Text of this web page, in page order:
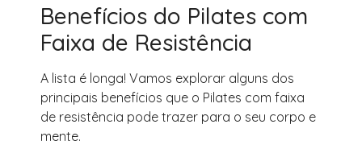
Benefícios do Pilates com
Faixa de Resistência
A lista é longa! Vamos explorar alguns dos
principais benefícios que o Pilates com faixa
de resistência pode trazer para o seu corpo e
mente.